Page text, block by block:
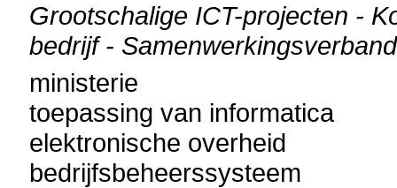
Grootschalige ICT-projecten -
bedrijf -
ministerie
toepassing van informatica
elektronische overheid
bedrijfsbeheerssysteem